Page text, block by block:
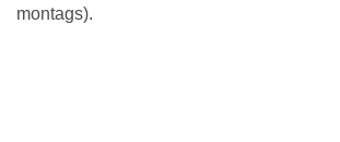
montags).